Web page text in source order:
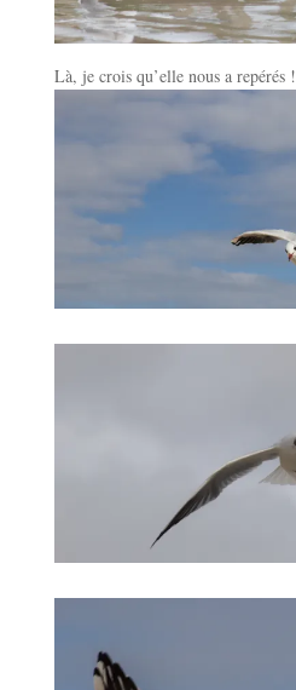
Là, je crois qu’elle nous a repérés !